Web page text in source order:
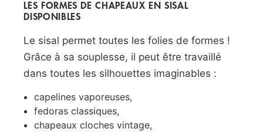
LES FORMES DE CHAPEAUX EN SISAL
DISPONIBLES
Le sisal permet toutes les folies de formes !
Grâce à sa souplesse, il peut être travaillé
dans toutes les silhouettes imaginables :
capelines vaporeuses,
fedoras classiques,
chapeaux cloches vintage,